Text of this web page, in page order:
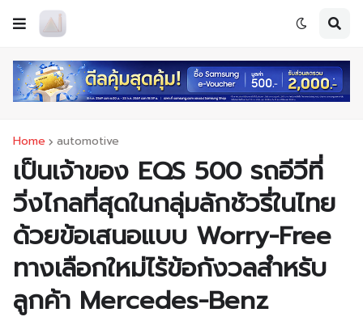
Home automotive
เป็นเจ้าของ EQS 500 รถอีวีที่
วิ่งไกลที่สุดในกลุ่มลักชัวรี่ในไทย
ด้วยข้อเสนอแบบ Worry-Free
ทางเลือกใหม่ไร้ข้อกังวลสำหรับ
ลูกค้า Mercedes-Benz